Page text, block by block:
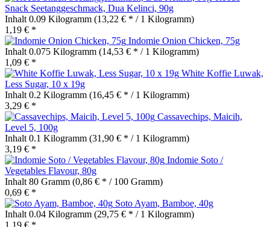
Snack Seetanggeschmack, Dua Kelinci, 90g
Inhalt 0.09 Kilogramm (13,22 € * / 1 Kilogramm)
1,19 € *
Indomie Onion Chicken, 75g
Inhalt 0.075 Kilogramm (14,53 € * / 1 Kilogramm)
1,09 € *
White Koffie Luwak,
Less Sugar, 10 x 19g
Inhalt 0.2 Kilogramm (16,45 € * / 1 Kilogramm)
3,29 € *
Cassavechips, Maicih,
Level 5, 100g
Inhalt 0.1 Kilogramm (31,90 € * / 1 Kilogramm)
3,19 € *
Indomie Soto /
Vegetables Flavour, 80g
Inhalt 80 Gramm (0,86 € * / 100 Gramm)
0,69 € *
Soto Ayam, Bamboe, 40g
Inhalt 0.04 Kilogramm (29,75 € * / 1 Kilogramm)
1,19 € *